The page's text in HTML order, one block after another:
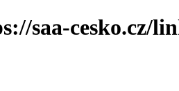
saa-cesko.cz/